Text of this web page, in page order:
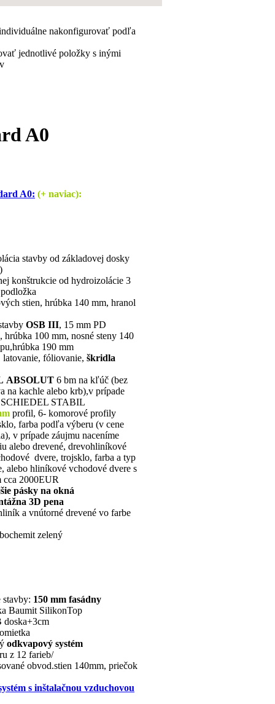
nakonfigurovať podľa
jednotlivé položky s inými
A0
A0: (+ naviac):
stavby od základovej dosky
konštrukcie od hydroizolácie 3
stien, hrúbka 140 mm, hranol
OSB III, 15 mm PD
100 mm, nosné steny 140
190 mm
fóliovanie, škridla
ABSOLUT 6 bm na kľúč (bez
na kachle alebo krb),v prípade
SCHIEDEL STABIL
profil, 6- komorové profily
farba podľa výberu (v cene
v prípade záujmu naceníme
alebo drevené, drevohliníkové
dvere, trojsklo, farba a typ
alebo hliníkové vchodové dvere s
cca 2000EUR
pásky na okná
3D pena
a vnútorné drevené vo farbe
zelený
stavby: 150 mm fasádny
Baumit SilikonTop
doska+3cm
odkvapový systém
z 12 farieb/
obvod.stien 140mm, priečok
s inštalačnou vzduchovou